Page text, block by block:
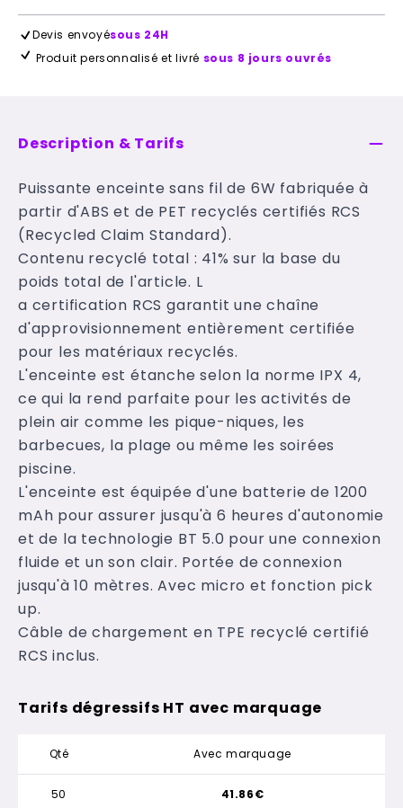
Devis envoyésous 24H
Produit personnalisé et livré sous 8 jours ouvrés
Description & Tarifs
Puissante enceinte sans fil de 6W fabriquée à
partir d'ABS et de PET recyclés certifiés RCS
(Recycled Claim Standard).
Contenu recyclé total : 41% sur la base du
poids total de l'article. L
a certification RCS garantit une chaîne
d'approvisionnement entièrement certifiée
pour les matériaux recyclés.
L'enceinte est étanche selon la norme IPX 4,
ce qui la rend parfaite pour les activités de
plein air comme les pique-niques, les
barbecues, la plage ou même les soirées
piscine.
L'enceinte est équipée d'une batterie de 1200
mAh pour assurer jusqu'à 6 heures d'autonomie
et de la technologie BT 5.0 pour une connexion
fluide et un son clair. Portée de connexion
jusqu'à 10 mètres. Avec micro et fonction pick
up.
Câble de chargement en TPE recyclé certifié
RCS inclus.
Tarifs dégressifs HT avec marquage
Qté Avec marquage
50 41.86€